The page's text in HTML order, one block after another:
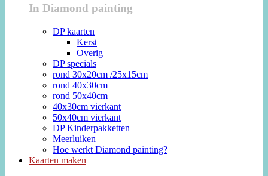
In Diamond painting
DP kaarten
Kerst
Overig
DP specials
rond 30x20cm /25x15cm
rond 40x30cm
rond 50x40cm
40x30cm vierkant
50x40cm vierkant
DP Kinderpakketten
Meerluiken
Hoe werkt Diamond painting?
Kaarten maken